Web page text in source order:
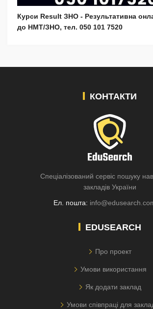
Курси Result ЗНО - Результативна
до НМТ/ЗНО, тел. 050 101 7520
КОНТАКТИ
Спеціалізований сервіс пошуку
закладів України
Ел. пошта:
EDUSEARCH
Про проект
Умови використання
Як додати заклад
Умови співпраці для